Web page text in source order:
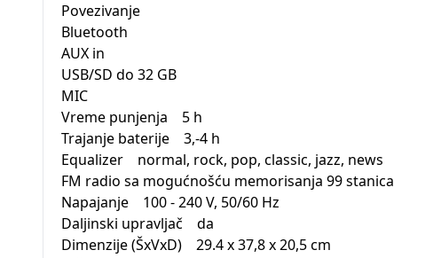
Povezivanje
Bluetooth
AUX in
USB/SD do 32 GB
MIC
Vreme punjenja 5 h
Trajanje baterije 3,-4 h
Equalizer normal, rock, pop, classic, jazz, news
FM radio sa mogućnošću memorisanja 99 stanica
Napajanje 100 - 240 V, 50/60 Hz
Daljinski upravljač da
Dimenzije (ŠxVxD) 29.4 x 37,8 x 20,5 cm